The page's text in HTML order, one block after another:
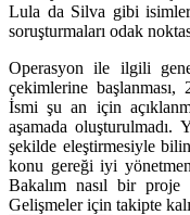
Lula da Silva gibi
soruşturmaları odak
Operasyon ile ilgili
çekimlerine başlanması,
İsmi şu an için
aşamada
şekilde eleştirmesiyle
konu gereği iyi
Bakalım nasıl bir
Gelişmeler için takipte